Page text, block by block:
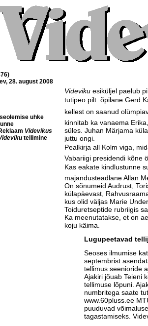
28. august 2008
Iseolemise uhke
Videvikus
tellimine
Videviku esiküljel paelub
tutipeo pilt  õpilane Gerd
kellest on saanud
kinnitab ka vanaema
süles. Juhan Märjama
juttu ongi.
Pealkirja all Kolm viga,
Vabariigi presidendi kõne
Kas eakate kindlustunne
majandusteadlane Allan
On sõnumeid Audrust,
külapäevast,
kus olid väljas Marie
Toiduretseptide rubriigis
Ka meenutatakse, et on
koju käima.
Lugupeetavad
Seoses ilmumise
septembrist
tellimus seenioride
Ajakiri jõuab Teieni
tellimuse lõpuni.
numbritega saate
www.60pluss.ee
puuduvad
tagastamiseks.